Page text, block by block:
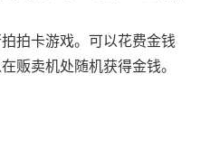
拍卡游戏。可以花费金钱
贩卖机处随机获得金钱。